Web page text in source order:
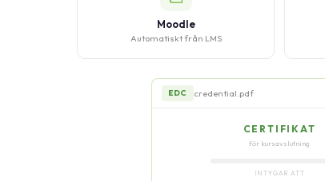
Moodle
Automatiskt från LMS
EDC credential.pdf
CERTIFIKAT
för kursavslutning
INTYGAR ATT